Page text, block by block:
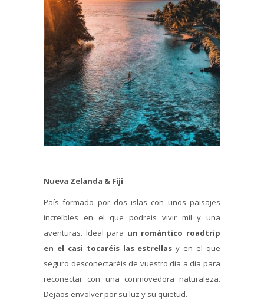
Nueva Zelanda & Fiji
País formado por dos islas con unos paisajes
increíbles en el que podreis vivir mil y una
aventuras. Ideal para un romántico roadtrip
en el casi tocaréis las estrellas y en el que
seguro desconectaréis de vuestro dia a dia para
reconectar con una conmovedora naturaleza.
Dejaos envolver por su luz y su quietud.